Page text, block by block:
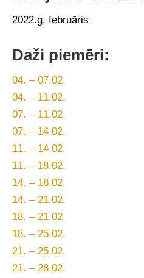
2022.g. februāris
Daži piemēri:
04. – 07.02.
04. – 11.02.
07. – 11.02.
07. – 14.02.
11. – 14.02.
11. – 18.02.
14. – 18.02.
14. – 21.02.
18. – 21.02.
18. – 25.02.
21. – 25.02.
21. – 28.02.